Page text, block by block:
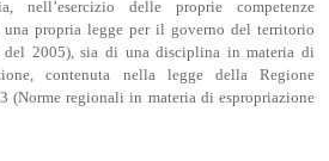
nell’esercizio delle proprie competenze
propria legge per il governo del territorio
del 2005), sia di una disciplina in materia di
contenuta nella legge della Regione
(Norme regionali in materia di espropriazione